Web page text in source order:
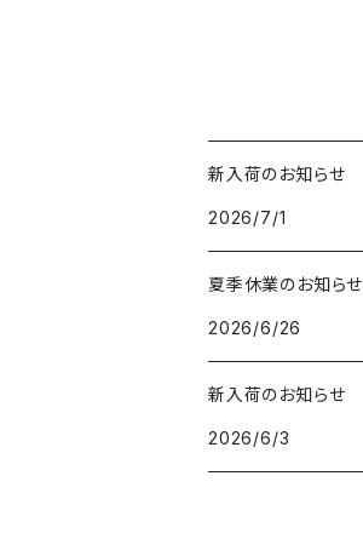
新入荷のお知らせ
2026/7/1
夏季休業のお知らせ
2026/6/26
新入荷のお知らせ
2026/6/3